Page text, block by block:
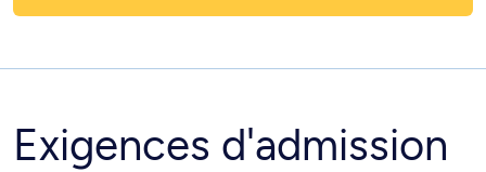
Exigences d'admission